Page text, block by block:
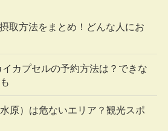
取方法をまとめ！どんな人にお
イカプセルの予約方法は？できな
原）は危ないエリア？観光スポ